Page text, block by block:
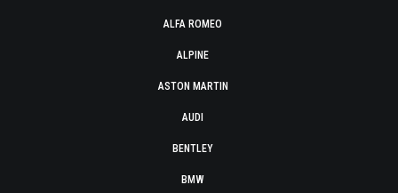
ALFA ROMEO
ALPINE
ASTON MARTIN
AUDI
BENTLEY
BMW